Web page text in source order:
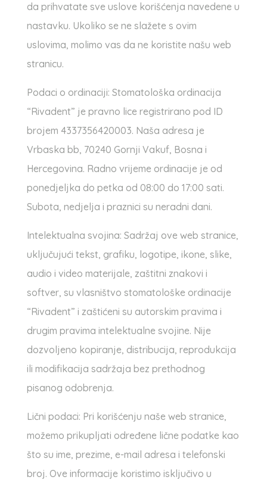
da prihvatate sve uslove korišćenja navedene u
nastavku. Ukoliko se ne slažete s ovim
uslovima, molimo vas da ne koristite našu web
stranicu.
Podaci o ordinaciji: Stomatološka ordinacija
“Rivadent” je pravno lice registrirano pod ID
brojem 4337356420003. Naša adresa je
Vrbaska bb, 70240 Gornji Vakuf, Bosna i
Hercegovina. Radno vrijeme ordinacije je od
ponedjeljka do petka od 08:00 do 17:00 sati.
Subota, nedjelja i praznici su neradni dani.
Intelektualna svojina: Sadržaj ove web stranice,
uključujući tekst, grafiku, logotipe, ikone, slike,
audio i video materijale, zaštitni znakovi i
softver, su vlasništvo stomatološke ordinacije
“Rivadent” i zaštićeni su autorskim pravima i
drugim pravima intelektualne svojine. Nije
dozvoljeno kopiranje, distribucija, reprodukcija
ili modifikacija sadržaja bez prethodnog
pisanog odobrenja.
Lični podaci: Pri korišćenju naše web stranice,
možemo prikupljati određene lične podatke kao
što su ime, prezime, e-mail adresa i telefonski
broj. Ove informacije koristimo isključivo u